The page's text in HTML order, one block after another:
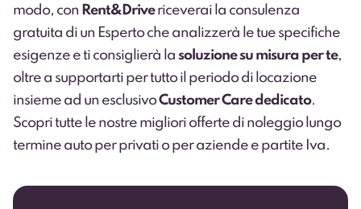
modo, con Rent&Drivericeverai la consulenza
gratuita di un Espertoche analizzerà le tue specifiche
esigenze e ti consiglierà la soluzione su misura per te,
oltre a supportarti per tutto il periodo di locazione
insieme ad un esclusivoCustomer Care dedicato.
Scopri tutte le nostre migliori offerte di noleggio lungo
termine autoper privati o peraziende e partite Iva.